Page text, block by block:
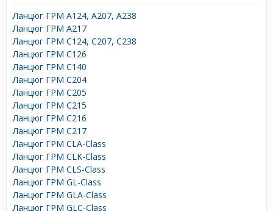
Ланцюг ГРМ A124, A207, A238
Ланцюг ГРМ A217
Ланцюг ГРМ C124, C207, C238
Ланцюг ГРМ C126
Ланцюг ГРМ C140
Ланцюг ГРМ C204
Ланцюг ГРМ C205
Ланцюг ГРМ C215
Ланцюг ГРМ C216
Ланцюг ГРМ C217
Ланцюг ГРМ CLA-Class
Ланцюг ГРМ CLK-Class
Ланцюг ГРМ CLS-Class
Ланцюг ГРМ GL-Class
Ланцюг ГРМ GLA-Class
Ланцюг ГРМ GLC-Class